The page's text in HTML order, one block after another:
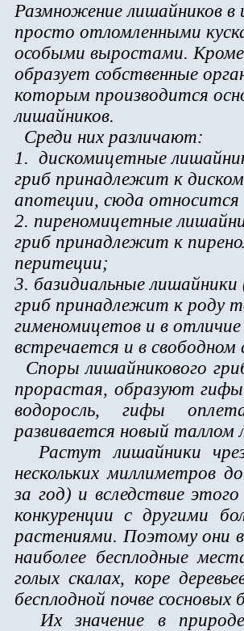
Размножение лишайников в
просто отломленными
особыми выростами.
образует собственные
которым производится
лишайников.
Среди них различают:
1. дискомицетные
гриб принадлежит к
апотеции, сюда
2. пиреномицетные
гриб принадлежит к
перитеции;
3. базидиальные
гриб принадлежит к роду
гименомицетов и в
встречается и в свободном
Споры лишайникового
прорастая, образуют
водоросль, гифы
развивается новый таллом
Растут лишайники
нескольких миллиметров
за год) и вследствие
конкуренции с другими
растениями. Поэтому они
наиболее бесплодные
голых скалах, коре
бесплодной почве
Их значение в природе